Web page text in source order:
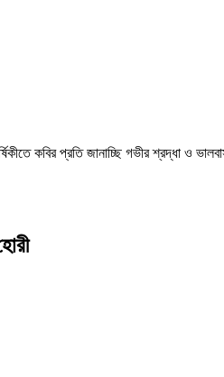
কবির প্রতি জানাচ্ছি গভীর শ্রদ্ধা ও